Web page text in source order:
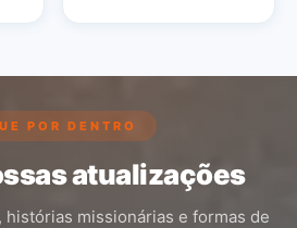
POR DENTRO
atualizações
histórias missionárias e formas de